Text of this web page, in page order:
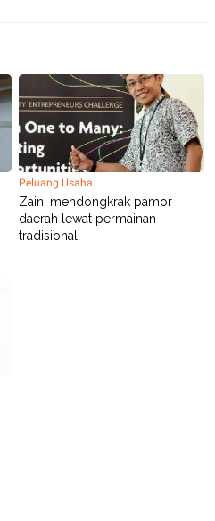
Peluang Usaha
Zaini mendongkrak pamor
daerah lewat permainan
tradisional